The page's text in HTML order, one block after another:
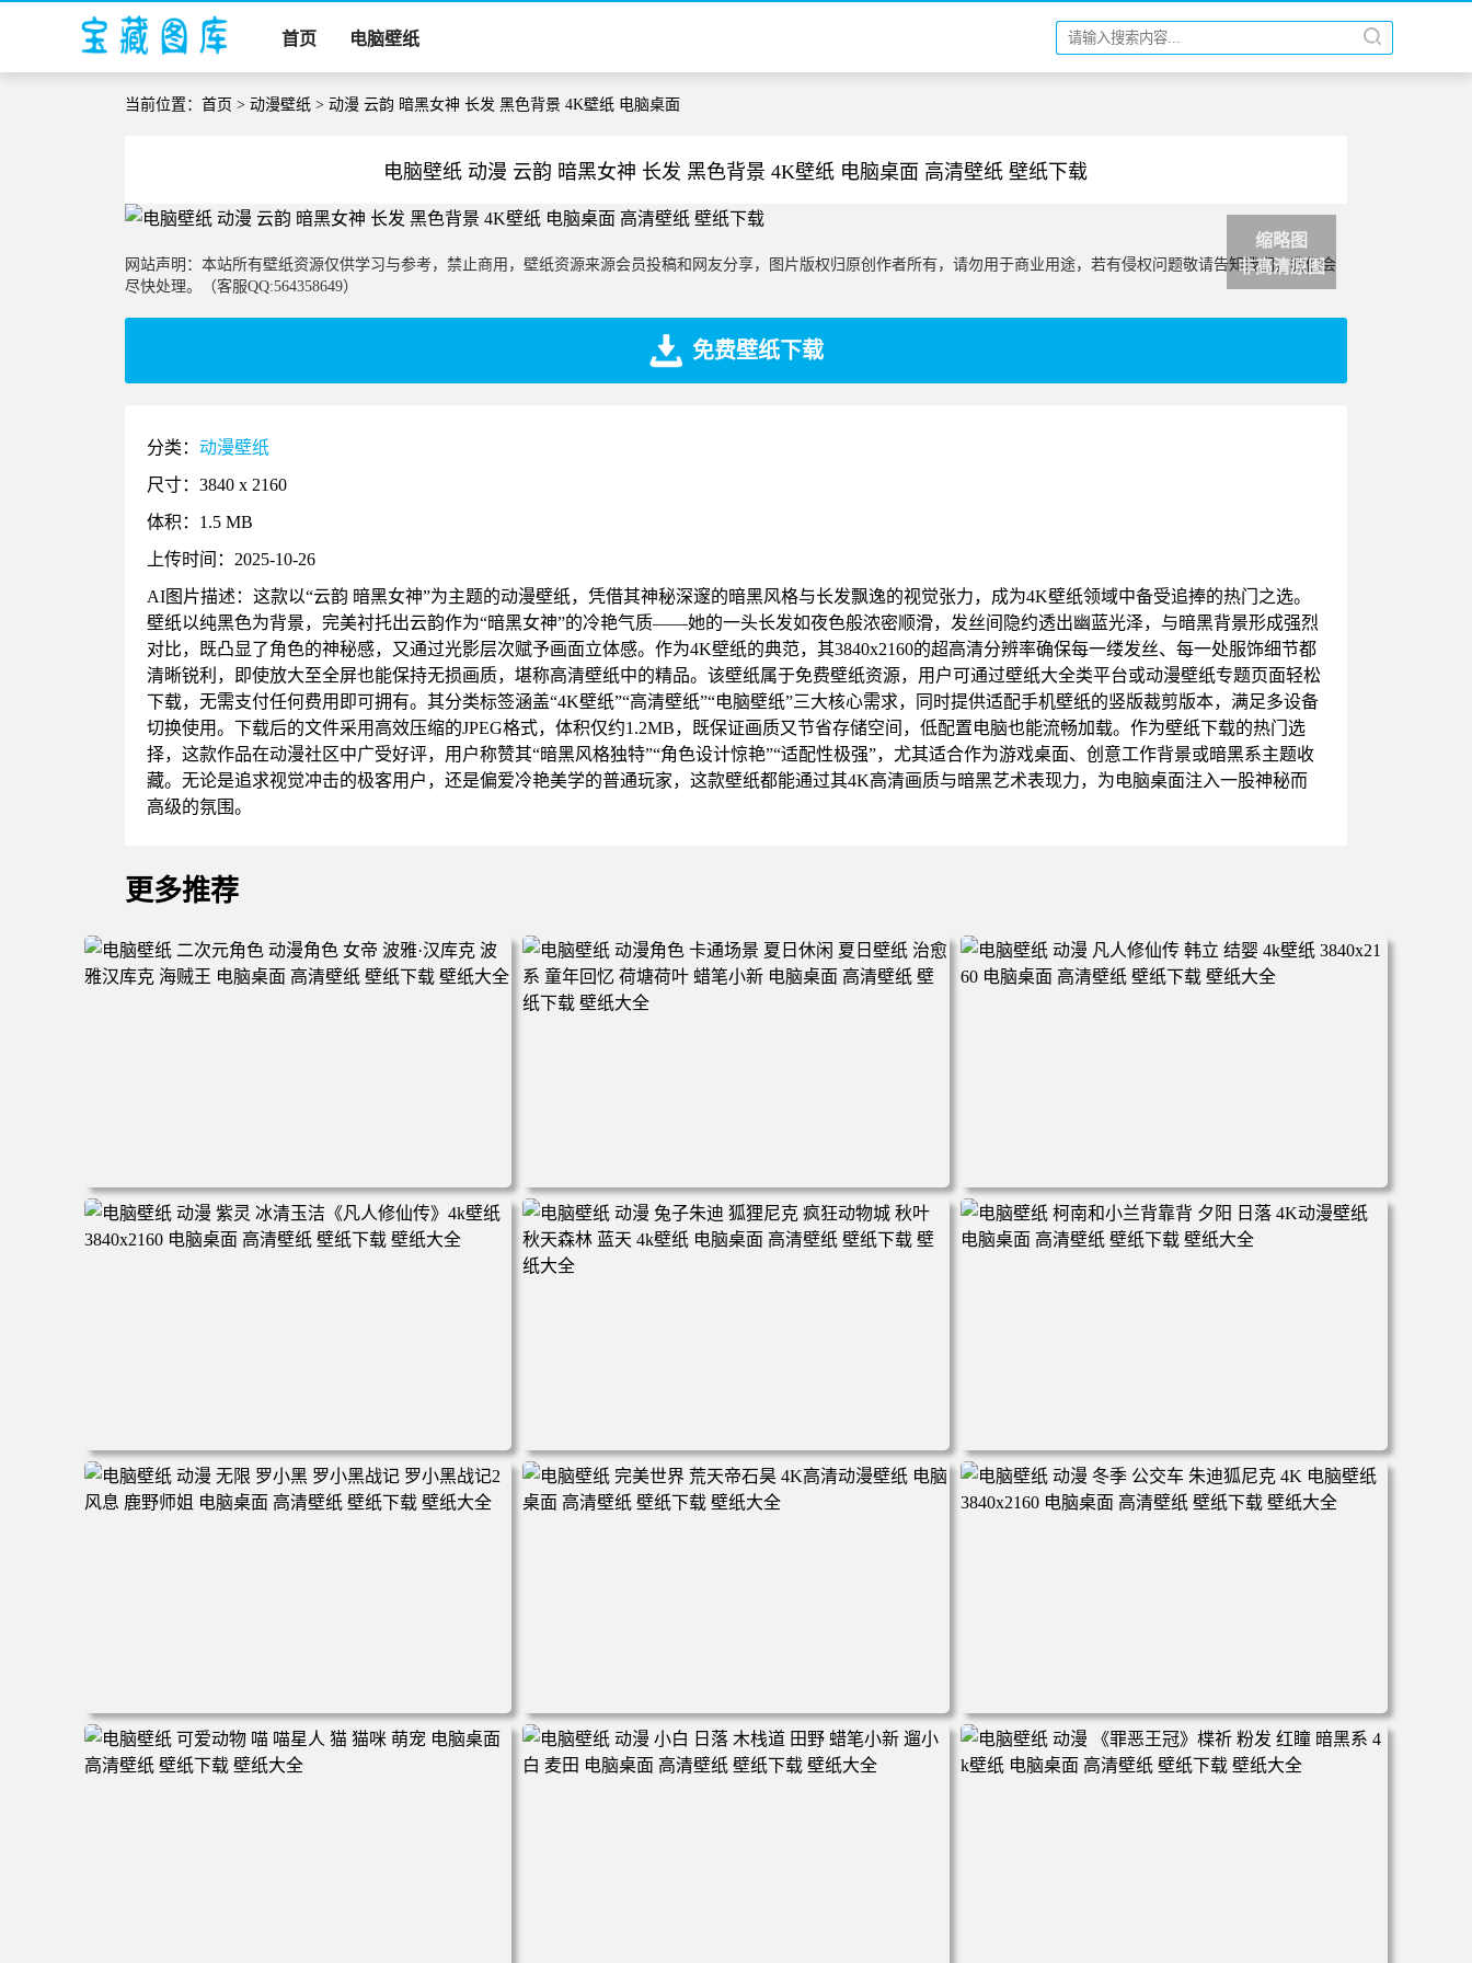
首页 电脑壁纸
当前位置：首页 >动漫壁纸 > 动漫 云韵 暗黑女神 长发 黑色背景 4K壁纸 电脑桌面
电脑壁纸 动漫 云韵 暗黑女神 长发 黑色背景 4K壁纸 电脑桌面 高清壁纸 壁纸下载
缩略图
非高清原图
网站声明：本站所有壁纸资源仅供学习与参考，禁止商用，壁纸资源来源会员投稿和网友分享，图片版权归原创作者所有，请勿用于商业用途，若有侵权问题敬请告知我们，我们会
尽快处理。（客服QQ:564358649）
免费壁纸下载
分类：动漫壁纸
尺寸：3840 x 2160
体积：1.5 MB
上传时间：2025-10-26
AI图片描述：这款以“云韵 暗黑女神”为主题的动漫壁纸，凭借其神秘深邃的暗黑风格与长发飘逸的视觉张力，成为4K壁纸领域中备受追捧的热门之选。
壁纸以纯黑色为背景，完美衬托出云韵作为“暗黑女神”的冷艳气质——她的一头长发如夜色般浓密顺滑，发丝间隐约透出幽蓝光泽，与暗黑背景形成强烈
对比，既凸显了角色的神秘感，又通过光影层次赋予画面立体感。作为4K壁纸的典范，其3840x2160的超高清分辨率确保每一缕发丝、每一处服饰细节都
清晰锐利，即使放大至全屏也能保持无损画质，堪称高清壁纸中的精品。该壁纸属于免费壁纸资源，用户可通过壁纸大全类平台或动漫壁纸专题页面轻松
下载，无需支付任何费用即可拥有。其分类标签涵盖“4K壁纸”“高清壁纸”“电脑壁纸”三大核心需求，同时提供适配手机壁纸的竖版裁剪版本，满足多设备
切换使用。下载后的文件采用高效压缩的JPEG格式，体积仅约1.2MB，既保证画质又节省存储空间，低配置电脑也能流畅加载。作为壁纸下载的热门选
择，这款作品在动漫社区中广受好评，用户称赞其“暗黑风格独特”“角色设计惊艳”“适配性极强”，尤其适合作为游戏桌面、创意工作背景或暗黑系主题收
藏。无论是追求视觉冲击的极客用户，还是偏爱冷艳美学的普通玩家，这款壁纸都能通过其4K高清画质与暗黑艺术表现力，为电脑桌面注入一股神秘而
高级的氛围。
更多推荐
电脑壁纸 二次元角色 动漫角色 女帝 波雅·汉库克 波雅汉库
克 海贼王 电脑桌面 高清壁纸 壁纸下载 壁纸大全
电脑壁纸 动漫角色 卡通场景 夏日休闲 夏日壁纸 治愈系 童
年回忆 荷塘荷叶 蜡笔小新 电脑桌面 高清壁纸 壁纸下载 壁
纸大全
电脑壁纸 动漫 凡人修仙传 韩立 结婴 4k壁纸 3840x2160 电
脑桌面 高清壁纸 壁纸下载 壁纸大全
电脑壁纸 动漫 紫灵 冰清玉洁《凡人修仙传》4k壁纸 3840x2
160 电脑桌面 高清壁纸 壁纸下载 壁纸大全
电脑壁纸 动漫 兔子朱迪 狐狸尼克 疯狂动物城 秋叶 秋天森
林 蓝天 4k壁纸 电脑桌面 高清壁纸 壁纸下载 壁纸大全
电脑壁纸 柯南和小兰背靠背 夕阳 日落 4K动漫壁纸 电脑桌
面 高清壁纸 壁纸下载 壁纸大全
电脑壁纸 动漫 无限 罗小黑 罗小黑战记 罗小黑战记2 风息
鹿野师姐 电脑桌面 高清壁纸 壁纸下载 壁纸大全
电脑壁纸 完美世界 荒天帝石昊 4K高清动漫壁纸 电脑桌面
高清壁纸 壁纸下载 壁纸大全
电脑壁纸 动漫 冬季 公交车 朱迪狐尼克 4K 电脑壁纸 3840x2
160 电脑桌面 高清壁纸 壁纸下载 壁纸大全